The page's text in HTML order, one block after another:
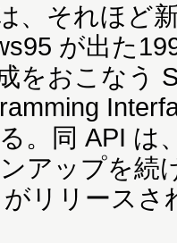
、それほど
が出た
をおこなう
。同 API は
アップを続
リリースさ